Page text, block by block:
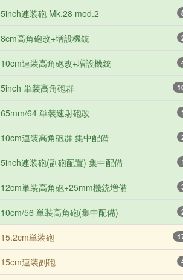
5inch連装砲 Mk.28 mod.2
8cm高角砲改+増設機銃
10cm連装高角砲改+増設機銃
5inch 単装高角砲群
65mm/64 単装速射砲改
10cm連装高角砲群 集中配備
5inch連装砲(副砲配置) 集中配備
12cm単装高角砲+25mm機銃増備
10cm/56 単装高角砲(集中配備)
15.2cm単装砲
15cm連装副砲